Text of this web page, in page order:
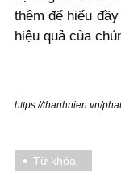
thêm để hiểu
hiệu quả của
https://thanhnien.vn/
Từ khóa